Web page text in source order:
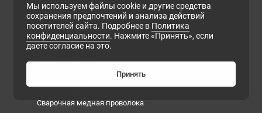
Медный квадрат
Медный круг
Медный лист
Медный шестигранник
Плита медная
Сварочная медная проволока
Мы используем файлы cookie и другие средства
сохранения предпочтений и анализа действий
посетителей сайта. Подробнее в Политика
конфиденциальности. Нажмите «Принять», если
даете согласие на это.
Принять